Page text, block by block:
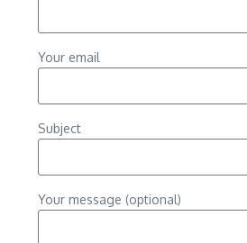
Your email
Subject
Your message (optional)